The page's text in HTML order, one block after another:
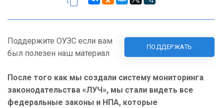
Поддержите ОУЗС если вам
был полезен наш материал
ПОДДЕРЖАТЬ
После того как мы создали систему мониторинга
законодательства «ЛУЧ», мы стали видеть все
федеральные законы и НПА, которые